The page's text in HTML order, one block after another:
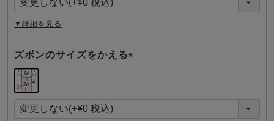
)
▼詳細を見る
ズボンのサイズをかえる
須
)